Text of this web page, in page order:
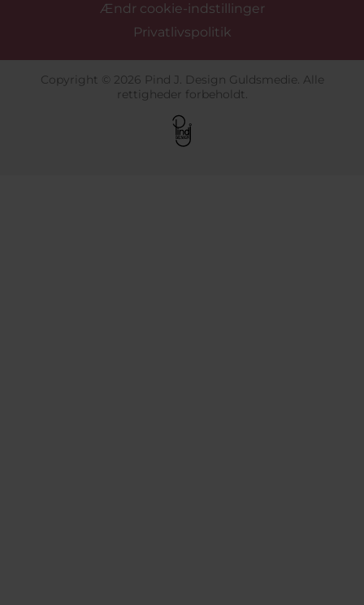
Ændr cookie-indstillinger
Privatlivspolitik
Copyright © 2026 Pind J. Design Guldsmedie. Alle
rettigheder forbeholdt.